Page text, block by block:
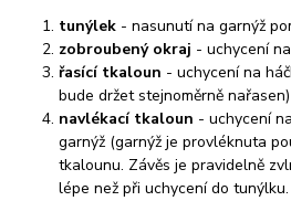
tunýlek - nasunutí na garnýž
zobroubený okraj - uchycení
řasící tkaloun - uchycení na
bude držet stejnoměrně nařasen)
navlékací tkaloun - uchycení
garnýž (garnýž je provléknuta
tkalounu. Závěs je pravidelně
lépe než při uchycení do tunýlku.